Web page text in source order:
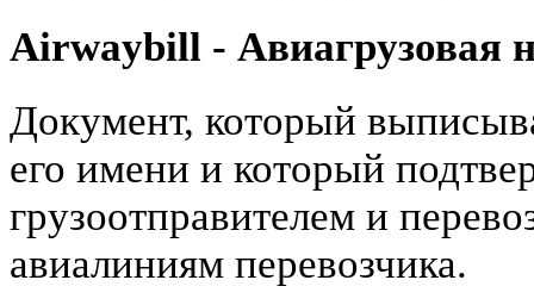
Airwaybill - Авиагрузовая
Документ, который
его имени и который
грузоотправителем и
авиалиниям перевозчика.